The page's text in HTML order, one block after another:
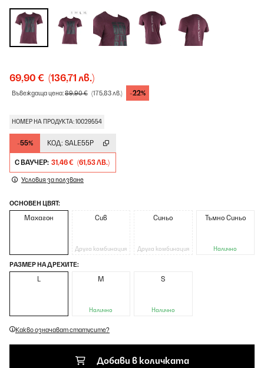
69,90 € (136,71 лв.)
Въвеждаща цена:89,90 € (175,83 лв.) -22%
НОМЕР НА ПРОДУКТА: 10029554
-55% КОД: SALE55P
С ВАУЧЕР: 31,46 € (61,53 ЛВ.)
Условия за ползване
ОСНОВЕН ЦВЯТ:
Махагон Сив
Друга комбинация
Синьо
Друга комбинация
Тъмно Синьо
Налично
РАЗМЕР НА ДРЕХИТЕ:
L M
Налично
S
Налично
Какво означават статусите?
Добави в количката